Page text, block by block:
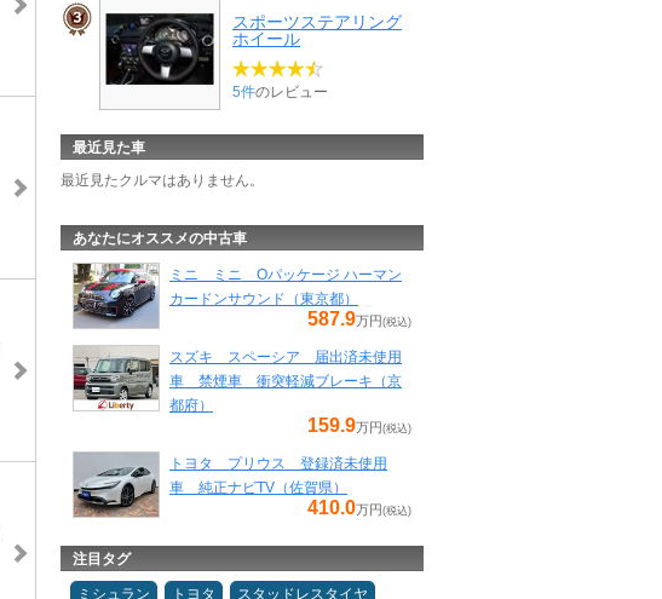
スポーツステアリング
ホイール
5件のレビュー
最近見た車
最近見たクルマはありません。
あなたにオススメの中古車
ミニ ミニ Oパッケージ ハーマン
カードンサウンド（東京都）
587.9万円(税込)
スズキ スペーシア 届出済未使用
車 禁煙車 衝突軽減ブレーキ（京
都府）
159.9万円(税込)
トヨタ プリウス 登録済未使用
車 純正ナビTV（佐賀県）
410.0万円(税込)
注目タグ
ミシュラン トヨタ
スタッドレスタイヤ